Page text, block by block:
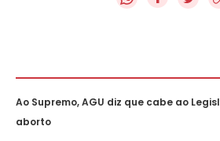
Ao Supremo, AGU diz que cabe ao
aborto